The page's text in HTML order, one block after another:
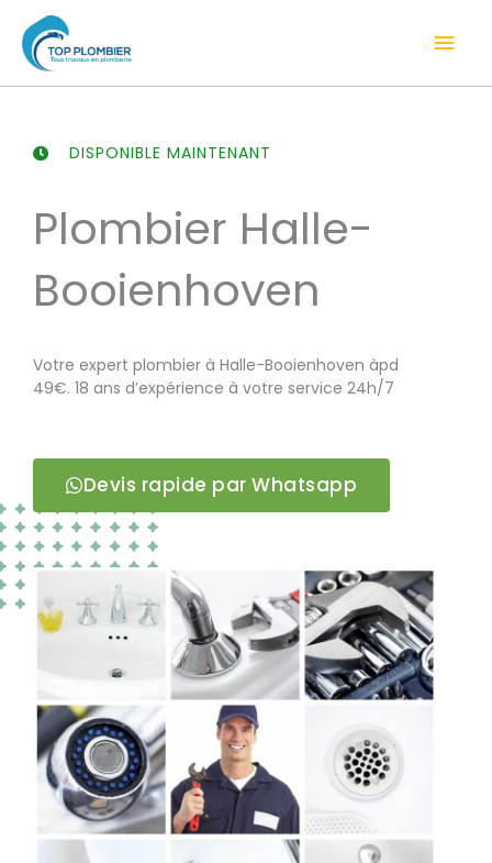
contenu
DISPONIBLE MAINTENANT
Plombier Halle-
Booienhoven
Votre expert plombier à Halle-Booienhoven àpd
49€. 18 ans d’expérience à votre service 24h/7
Devis rapide par Whatsapp